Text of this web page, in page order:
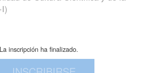
La inscripción ha finalizado.